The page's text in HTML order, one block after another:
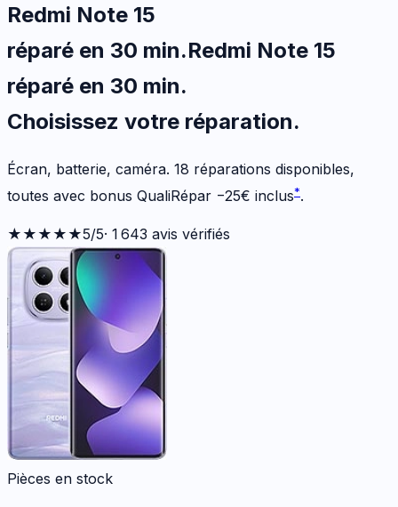
Redmi Note 15
réparé en 30 min.Redmi Note 15
réparé en 30 min.
Choisissez votre réparation.
Écran, batterie, caméra. 18 réparations disponibles,
toutes avec bonus QualiRépar −25€ inclus*.
★★★★★5/5· 1 643 avis vérifiés
Pièces en stock